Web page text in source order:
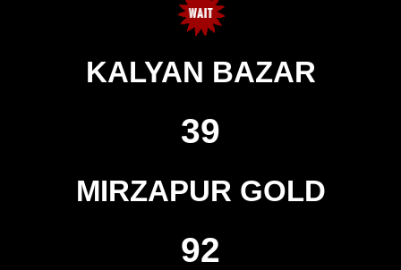
KALYAN BAZAR
39
MIRZAPUR GOLD
92